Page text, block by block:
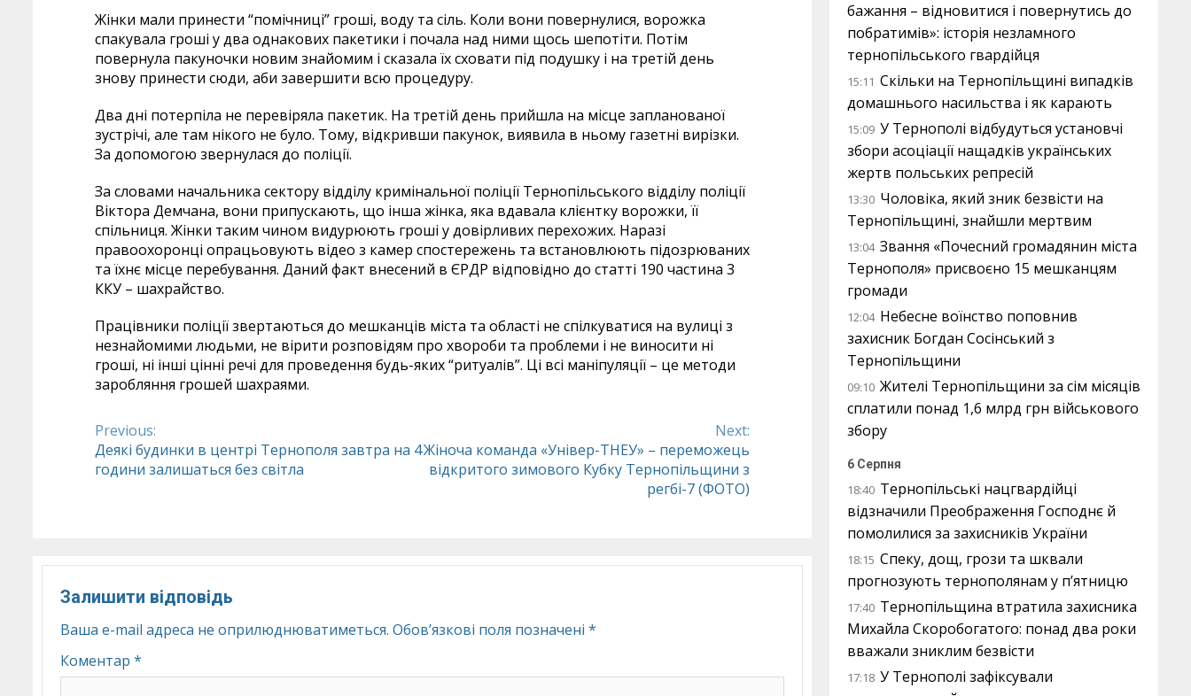
Жінки мали принести “помічниці” гроші, воду та сіль. Коли вони повернулися, ворожка
спакувала гроші у два однакових пакетики і почала над ними щось шепотіти. Потім
повернула пакуночки новим знайомим і сказала їх сховати під подушку і на третій день
знову принести сюди, аби завершити всю процедуру.
Два дні потерпіла не перевіряла пакетик. На третій день прийшла на місце запланованої
зустрічі, але там нікого не було. Тому, відкривши пакунок, виявила в ньому газетні вирізки.
За допомогою звернулася до поліції.
За словами начальника сектору відділу кримінальної поліції Тернопільського відділу поліції
Віктора Демчана, вони припускають, що інша жінка, яка вдавала клієнтку ворожки, її
спільниця. Жінки таким чином видурюють гроші у довірливих перехожих. Наразі
правоохоронці опрацьовують відео з камер спостережень та встановлюють підозрюваних
та їхнє місце перебування. Даний факт внесений в ЄРДР відповідно до статті 190 частина 3
ККУ – шахрайство.
Працівники поліції звертаються до мешканців міста та області не спілкуватися на вулиці з
незнайомими людьми, не вірити розповідям про хвороби та проблеми і не виносити ні
гроші, ні інші цінні речі для проведення будь-яких “ритуалів”. Ці всі маніпуляції – це методи
заробляння грошей шахраями.
Continue
Reading
Previous:
Деякі будинки в центрі Тернополя завтра на 4
години залишаться без світла
Next:
Жіноча команда «Універ-ТНЕУ» – переможець
відкритого зимового Кубку Тернопільщини з
регбі-7 (ФОТО)
Залишити відповідь
Ваша e-mail адреса не оприлюднюватиметься. Обов’язкові поля позначені *
Коментар *
бажання – відновитися і повернутись до
побратимів»: історія незламного
тернопільського гвардійця
15:11 Скільки на Тернопільщині випадків
домашнього насильства і як карають
15:09 У Тернополі відбудуться установчі
збори асоціації нащадків українських
жертв польських репресій
13:30 Чоловіка, який зник безвісти на
Тернопільщині, знайшли мертвим
13:04 Звання «Почесний громадянин міста
Тернополя» присвоєно 15 мешканцям
громади
12:04 Небесне воїнство поповнив
захисник Богдан Сосінський з
Тернопільщини
09:10 Жителі Тернопільщини за сім місяців
сплатили понад 1,6 млрд грн військового
збору
6 Серпня
18:40 Тернопільські нацгвардійці
відзначили Преображення Господнє й
помолилися за захисників України
18:15 Спеку, дощ, грози та шквали
прогнозують тернополянам у п’ятницю
17:40 Тернопільщина втратила захисника
Михайла Скоробогатого: понад два роки
вважали зниклим безвісти
17:18 У Тернополі зафіксували